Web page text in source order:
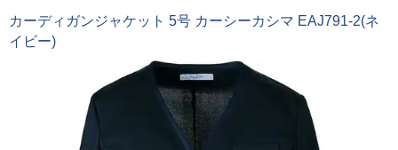
カーディガンジャケット 5号 カーシーカシマ EAJ791-2(ネ
イビー)